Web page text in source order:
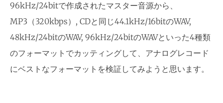
96kHz/24bitで作成されたマスター音源から、
MP3（320kbps）, CDと同じ44.1kHz/16bitのWAV,
48kHz/24bitのWAV, 96kHz/24bitのWAVといった4種類
のフォーマットでカッティングして、アナログレコード
にベストなフォーマットを検証してみようと思います。